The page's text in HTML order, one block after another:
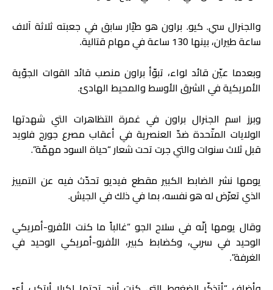
والجنرال سي. كيو. براون هو طيّار سابق في جعبته ثلاثة آلاف
ساعة طيران، بينها 130 ساعة في مهام قتالية.
وبعدما عيّن قائد لواء، تبوّأ براون منصب قائد القوات الجوّية
الأمريكية في الشرق الأوسط والمحيط الهادئ.
وبرز اسم الجنرال براون في غمرة التظاهرات التي شهدتها
الولايات المتّحدة ضدّ العنصرية في أعقاب مصرع جورج فلويد
قبل ثلاث سنوات والتي جرت تحت شعار “حياة السود مهمّة”.
يومها نشر الضابط الكبير مقطع فيديو تحدّث فيه عن التمييز
الذي تعرّض له هو نفسه، بما في ذلك في الجيش.
وقال يومها إنّه في سلاح الجو “غالباً ما كنت الأفرو-أمريكي
الوحيد في سربي، وكضابط كبير، الأفرو-أمريكي الوحيد في
الغرفة”.